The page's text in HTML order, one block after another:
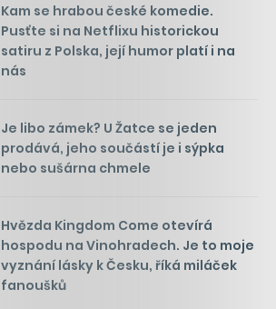
Kam se hrabou české komedie.
Pusťte si na Netflixu historickou
satiru z Polska, její humor platí i na
nás
Je libo zámek? U Žatce se jeden
prodává, jeho součástí je i sýpka
nebo sušárna chmele
Hvězda Kingdom Come otevírá
hospodu na Vinohradech. Je to moje
vyznání lásky k Česku, říká miláček
fanoušků